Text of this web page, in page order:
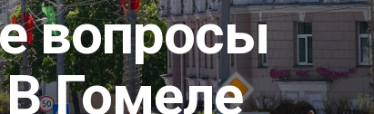
вопросы
Гомеле